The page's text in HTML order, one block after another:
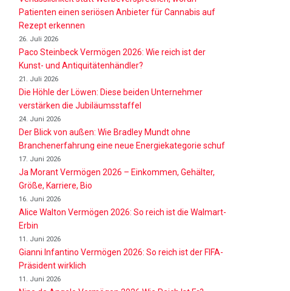
Patienten einen seriösen Anbieter für Cannabis auf
Rezept erkennen
26. Juli 2026
Paco Steinbeck Vermögen 2026: Wie reich ist der
Kunst- und Antiquitätenhändler?
21. Juli 2026
Die Höhle der Löwen: Diese beiden Unternehmer
verstärken die Jubiläumsstaffel
24. Juni 2026
Der Blick von außen: Wie Bradley Mundt ohne
Branchenerfahrung eine neue Energiekategorie schuf
17. Juni 2026
Ja Morant Vermögen 2026 – Einkommen, Gehälter,
Größe, Karriere, Bio
16. Juni 2026
Alice Walton Vermögen 2026: So reich ist die Walmart-
Erbin
11. Juni 2026
Gianni Infantino Vermögen 2026: So reich ist der FIFA-
Präsident wirklich
11. Juni 2026